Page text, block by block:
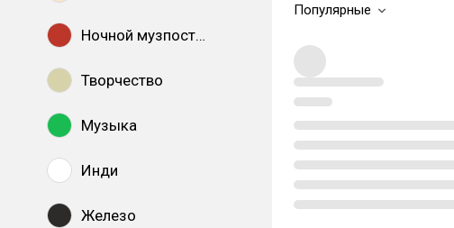
Ночной музпостинг
Творчество
Музыка
Инди
Железо
Популярные